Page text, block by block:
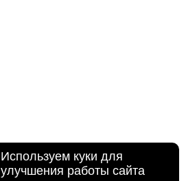
Используем куки для
улучшения работы сайта